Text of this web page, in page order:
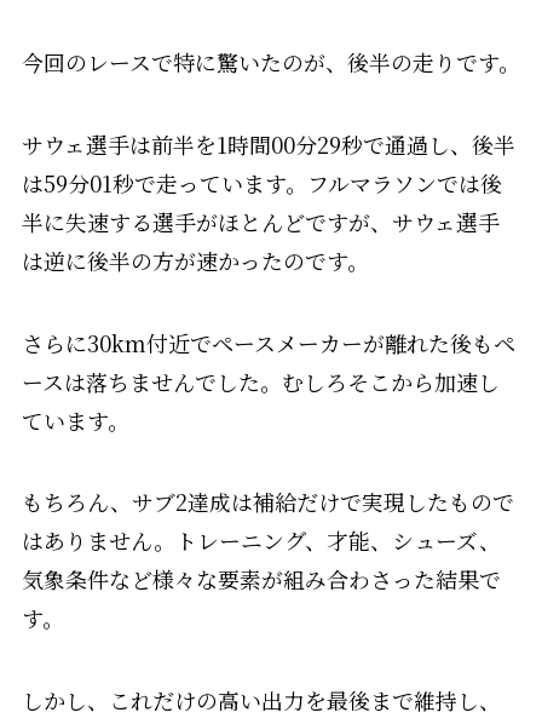
今回のレースで特に驚いたのが、後半の走りです。
サウェ選手は前半を1時間00分29秒で通過し、後半
は59分01秒で走っています。フルマラソンでは後
半に失速する選手がほとんどですが、サウェ選手
は逆に後半の方が速かったのです。
さらに30km付近でペースメーカーが離れた後もペ
ースは落ちませんでした。むしろそこから加速し
ています。
もちろん、サブ2達成は補給だけで実現したもので
はありません。トレーニング、才能、シューズ、
気象条件など様々な要素が組み合わさった結果で
す。
しかし、これだけの高い出力を最後まで維持し、